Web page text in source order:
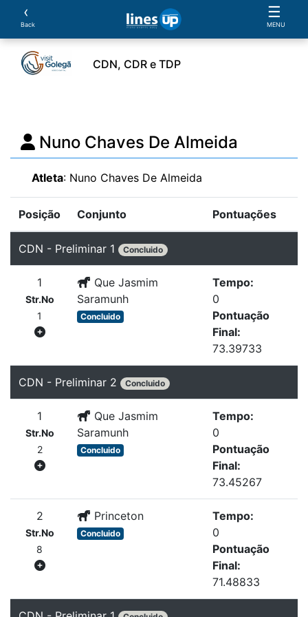
‹
Back
☰
MENU
CDN, CDR e TDP
Nuno Chaves De Almeida
Atleta: Nuno Chaves De Almeida
Posição Conjunto Pontuações
CDN - Preliminar 1 Concluido
1
Str.No
1
Que Jasmim
Saramunh
Concluido
Tempo:
0
Pontuação
Final:
73.39733
CDN - Preliminar 2 Concluido
1
Str.No
2
Que Jasmim
Saramunh
Concluido
Tempo:
0
Pontuação
Final:
73.45267
2
Str.No
8
Princeton
Concluido
Tempo:
0
Pontuação
Final:
71.48833